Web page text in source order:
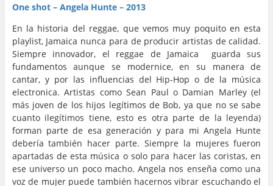
One shot – Angela Hunte – 2013
En la historia del reggae, que vemos muy poquito en esta
playlist, Jamaica nunca para de producir artistas de calidad.
Siempre innovador, el reggae de Jamaica guarda sus
fundamentos aunque se modernice, en su manera de
cantar, y por las influencias del Hip-Hop o de la música
electronica. Artistas como Sean Paul o Damian Marley (el
más joven de los hijos legítimos de Bob, ya que no se sabe
cuanto ilegítimos tiene, esto es otra parte de la leyenda)
forman parte de esa generación y para mi Angela Hunte
debería también hacer parte. Siempre la mujeres fueron
apartadas de esta música o solo para hacer las coristas, en
ese universo un poco macho. Angela nos enseña como una
voz de mujer puede también hacernos vibrar escuchando el